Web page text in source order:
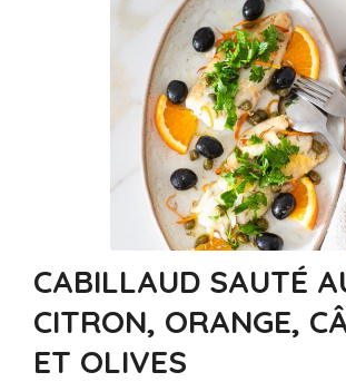
CABILLAUD SAUTÉ
CITRON, ORANGE,
ET OLIVES